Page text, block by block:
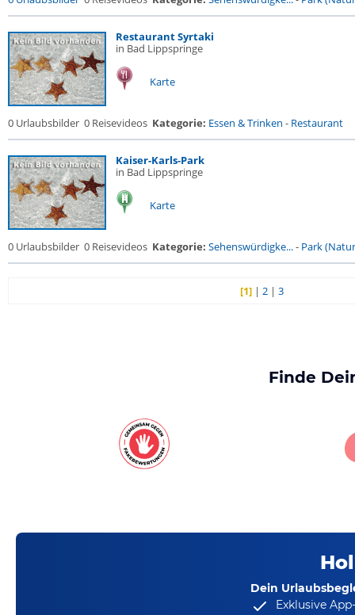
Restaurant Syrtaki
in Bad Lippspringe
Karte
0 Urlaubsbilder 0 Reisevideos Kategorie: Essen & Trinken - Restaurant
Kaiser-Karls-Park
in Bad Lippspringe
Karte
0 Urlaubsbilder 0 Reisevideos Kategorie: Sehenswürdigke...- Park
[1] |2 |3
Finde
Dein
Exklusive